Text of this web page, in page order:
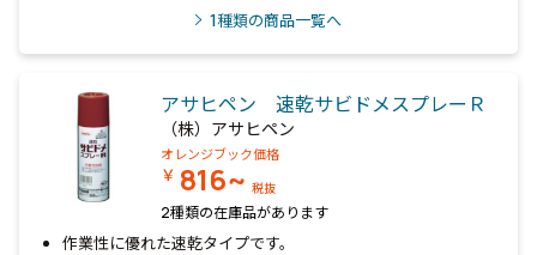
1種類の商品一覧へ
アサヒペン 速乾サビドメスプレーＲ
（株）アサヒペン
オレンジブック価格
￥ 816~ 税抜
2種類の在庫品があります
作業性に優れた速乾タイプです。